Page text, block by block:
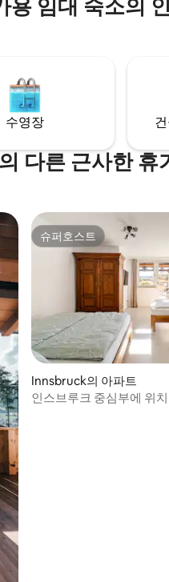
이
선한 산 공기는 즉각적인
텐스와 고속도로에서 약
임대 숙소의
수영장
다른 근사한 휴
슈퍼호스트
슈퍼호스트
Innsbruck의 아파트
인스브루크 중심부에 위